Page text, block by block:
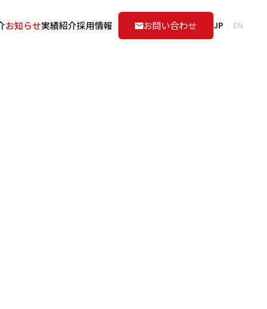
お知らせ実績紹介採用情報 お問い合わせ JP EN